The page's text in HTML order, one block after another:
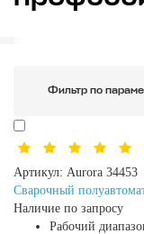
Фильтр по
Артикул: Aurora 34453
Сварочный
Наличие по запросу
Рабочий